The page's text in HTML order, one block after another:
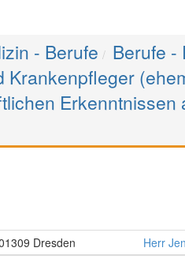
- Berufe
Berufe -
Dresden Herr